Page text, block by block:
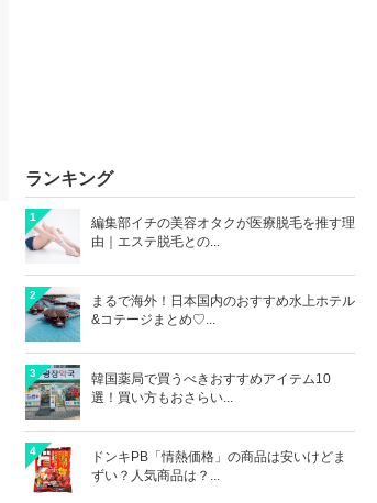
ランキング
1
編集部イチの美容オタクが医療脱毛を推す理
由｜エステ脱毛との...
2
まるで海外！日本国内のおすすめ水上ホテル
&コテージまとめ♡...
3
韓国薬局で買うべきおすすめアイテム10
選！買い方もおさらい...
4
ドンキPB「情熱価格」の商品は安いけどま
ずい？人気商品は？...